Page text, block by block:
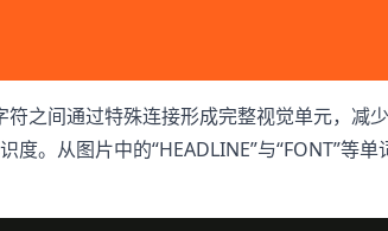
间通过特殊连接形成完整视觉单元，减
。从图片中的“HEADLINE”与“FONT”等